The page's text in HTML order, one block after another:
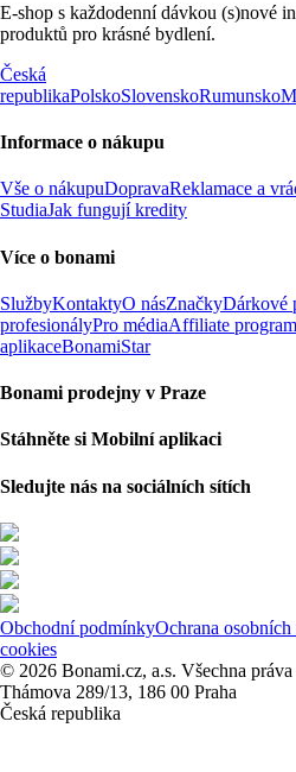
E-shop s každodenní dávkou (s)nové
produktů pro krásné bydlení.
Česká
republikaPolskoSlovenskoRumunsko
Informace o nákupu
Vše o nákupuDopravaReklamace a
StudiaJak fungují kredity
Více o bonami
SlužbyKontaktyO násZnačkyDárkové
profesionályPro médiaAffiliate program
aplikaceBonamiStar
Bonami prodejny v Praze
Stáhněte si Mobilní aplikaci
Sledujte nás na sociálních sítích
Obchodní podmínkyOchrana osobních
cookies
© 2026 Bonami.cz, a.s. Všechna práva
Thámova 289/13, 186 00 Praha
Česká republika